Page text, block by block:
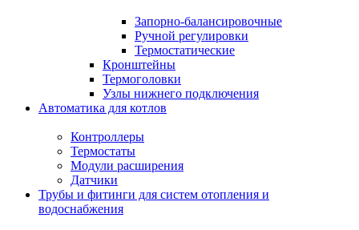
Запорно-балансировочные
Ручной регулировки
Термостатические
Кронштейны
Термоголовки
Узлы нижнего подключения
Автоматика для котлов
Контроллеры
Термостаты
Модули расширения
Датчики
Трубы и фитинги для систем отопления и
водоснабжения